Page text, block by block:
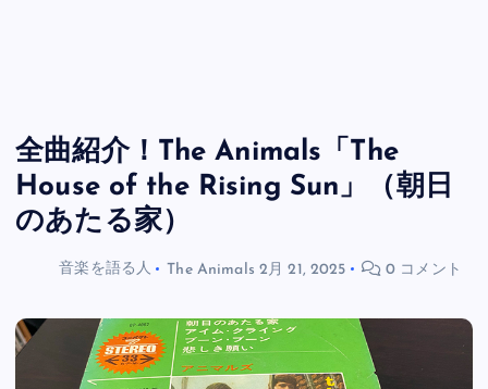
全曲紹介！The Animals「The
House of the Rising Sun」（朝日
のあたる家）
音楽を語る人 The Animals 2月 21, 2025 0 コメント